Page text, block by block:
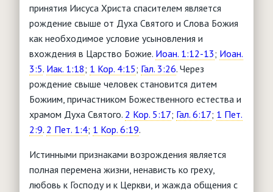
принятия Иисуса Христа спасителем является
рождение свыше от Духа Святого и Слова Божия
как необходимое условие усыновления и
вхождения в Царство Божие. Иоан. 1:12-13; Иоан.
3:5. Иак. 1:18; 1 Кор. 4:15; Гал. 3:26. Через
рождение свыше человек становится дитем
Божиим, причастником Божественного естества и
храмом Духа Святого. 2 Кор. 5:17; Гал. 6:17; 1 Пет.
2:9. 2 Пет. 1:4; 1 Кор. 6:19.
Истинными признаками возрождения является
полная перемена жизни, ненависть ко греху,
любовь к Господу и к Церкви, и жажда общения с